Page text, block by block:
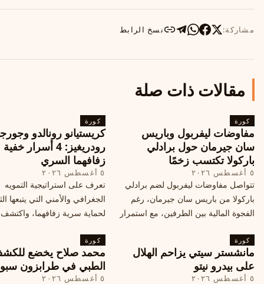
مشاركة: نسخ الرابط
مقالات ذات صلة
كورة
مفاوضات ليفربول وباريس
سان جيرمان حول برادلي
باركولا تكتسب زخمًا
٥ أغسطس ٢٠٢٦
تتواصل مفاوضات ليفربول لضم برادلي
باركولا من باريس سان جيرمان، رغم
الفجوة المالية بين الطرفين، مع استمرار
إغلاق سوق الانتقالات
كورة
كريستيانو رونالدو
رودريغيز: 4 أسرار
زفافهما السري
٥ أغسطس ٢٠٢٦
تعرف على استراتيجية التمويه
الجغرافي والأمني التي يتبعها
لحماية سرية زفافهما، واكتشف
في البرتغال، واعرف ما هي
القادمة في هذا الحدث العالمي
كورة
مانشستر سيتي يزاحم الهلال
على بيدرو نيتو
٥ أغسطس ٢٠٢٦
كورة
محمد صلاح يخضع
الطبي في طرابزون
٥ أغسطس ٢٠٢٦